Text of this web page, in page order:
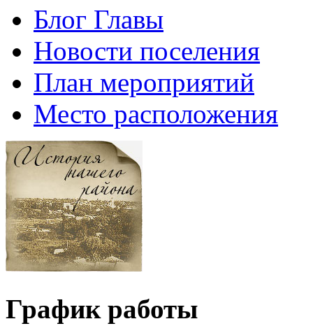
Блог Главы
Новости поселения
План мероприятий
Место расположения
График работы